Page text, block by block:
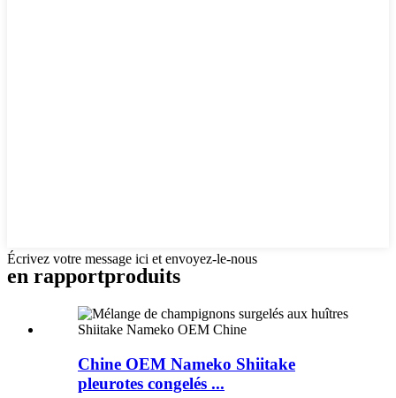
Écrivez votre message ici et envoyez-le-nous
en rapportproduits
Chine OEM Nameko Shiitake
pleurotes congelés ...